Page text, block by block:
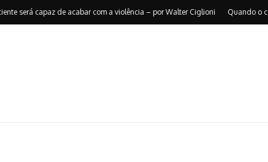
capaz de acabar com a violência – por Walter Ciglioni Quando o caos